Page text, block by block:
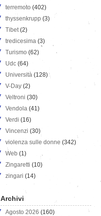
terremoto (402)
thyssenkrupp (3)
Tibet(2)
tredicesima (3)
Turismo (62)
Udc (64)
Università (128)
V-Day (2)
Veltroni (30)
Vendola (41)
Verdi (16)
Vincenzi (30)
violenza sulle donne (342)
Web (1)
Zingaretti (10)
zingari (14)
Archivi
Agosto 2026 (160)